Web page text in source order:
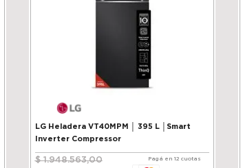
LG Heladera VT40MPM │ 395 L │Smart
Inverter Compressor
$ 1.948.563,00 Pagá en 12 cuotas